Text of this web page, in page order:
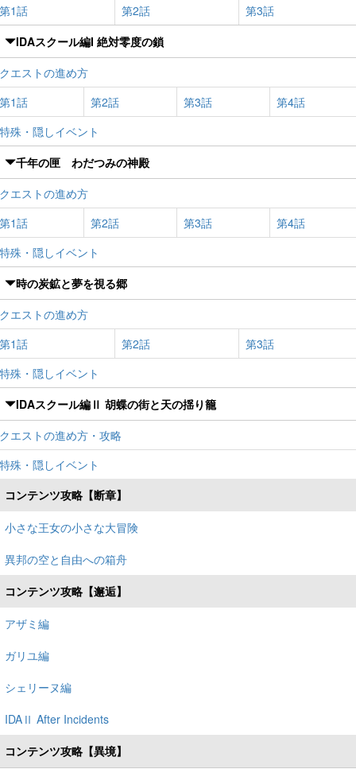
第1話 第2話
第3話
IDAスクール編I 絶対零度の鎖
クエストの進め方
第1話
第2話 第3話
第4話
特殊・隠しイベント
千年の匣 わだつみの神殿
クエストの進め方
第1話
第2話 第3話
第4話
特殊・隠しイベント
時の炭鉱と夢を視る郷
クエストの進め方
第1話
第2話
第3話
特殊・隠しイベント
IDAスクール編Ⅱ 胡蝶の街と天の揺り籠
クエストの進め方・攻略
特殊・隠しイベント
コンテンツ攻略【断章】
小さな王女の小さな大冒険
異邦の空と自由への箱舟
コンテンツ攻略【邂逅】
アザミ編
ガリユ編
シェリーヌ編
IDAⅡ After Incidents
コンテンツ攻略【異境】